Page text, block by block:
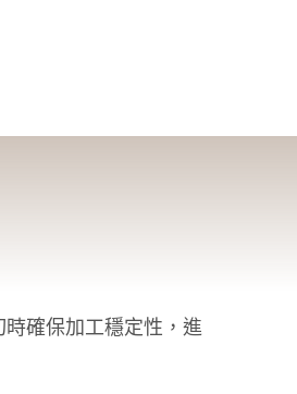
確保加工穩定性，進